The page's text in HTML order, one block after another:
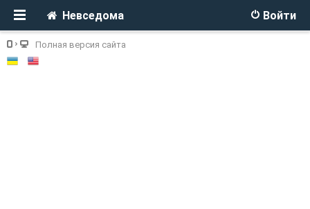
Войти
Невседома
Полная версия сайта